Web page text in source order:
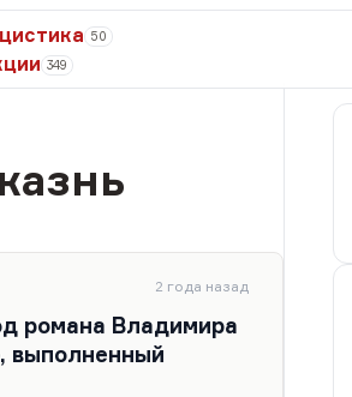
50
349
2 года назад
романа Владимира
выполненный